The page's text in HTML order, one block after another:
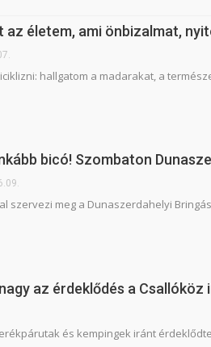
az életem, ami önbizalmat,
hallgatom a madarakat, a
bicó! Szombaton
szervezi meg a Dunaszerdahelyi
az érdeklődés a Csallóköz
és kempingek iránt